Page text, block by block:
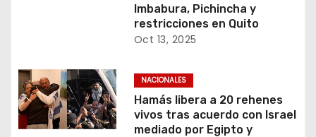
Imbabura, Pichincha y
restricciones en Quito
Oct 13, 2025
NACIONALES
Hamás libera a 20 rehenes
vivos tras acuerdo con Israel
mediado por Egipto y